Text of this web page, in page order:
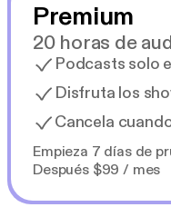
Premium
20 horas de
Podcasts solo
Disfruta los
Cancela
Empieza 7 días de
Después $99 / mes